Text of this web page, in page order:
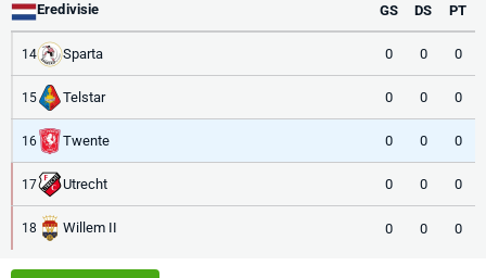
Eredivisie GS DS PT
14 Sparta 0 0 0
15 Telstar 0 0 0
16 Twente 0 0 0
17 Utrecht 0 0 0
18 Willem II 0 0 0